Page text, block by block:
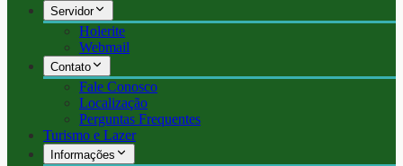
Servidor
Holerite
Webmail
Contato
Fale Conosco
Localização
Perguntas Frequentes
Turismo e Lazer
Informações